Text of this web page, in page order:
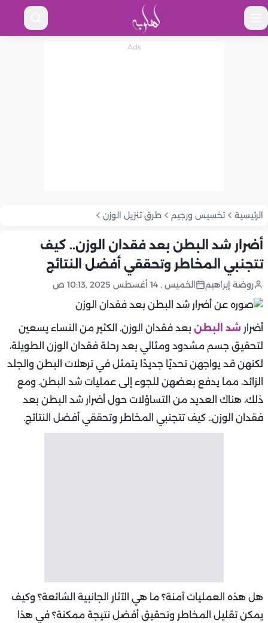
الرئيسية تخسيس ورجيم طرق تنزيل الوزن
أضرار شد البطن بعد فقدان الوزن.. كيف
تتجنبي المخاطر وتحققي أفضل النتائج
روضة إبراهيم الخميس , 14 أغسطس 2025 ,10:13 ص
أضرار شد البطن بعد فقدان الوزن. الكثير من النساء يسعين
لتحقيق جسم مشدود ومثالي بعد رحلة فقدان الوزن الطويلة،
لكنهن قد يواجهن تحديًا جديدًا يتمثل في ترهلات البطن والجلد
الزائد، مما يدفع بعضهن للجوء إلى عمليات شد البطن. ومع
ذلك، هناك العديد من التساؤلات حول أضرار شد البطن بعد
فقدان الوزن.. كيف تتجنبي المخاطر وتحققي أفضل النتائج.
هل هذه العمليات آمنة؟ ما هي الآثار الجانبية الشائعة؟ وكيف
يمكن تقليل المخاطر وتحقيق أفضل نتيجة ممكنة؟ في هذا